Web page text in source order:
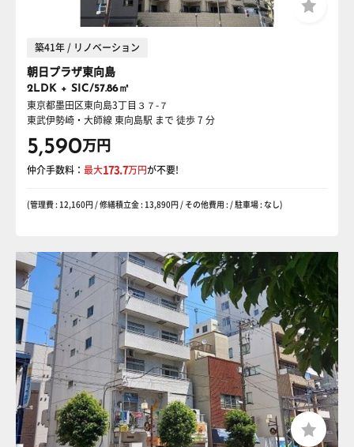
築41年 / リノベーション
朝日プラザ東向島
2LDK + SIC/57.86㎡
東京都墨田区東向島3丁目３７-７
東武伊勢崎・大師線 東向島駅 まで 徒歩 7 分
5,590万円
仲介手数料： 最大173.7万円が不要!
(管理費 : 12,160円 / 修繕積立金 : 13,890円 / その他費用 : / 駐車場 : なし)